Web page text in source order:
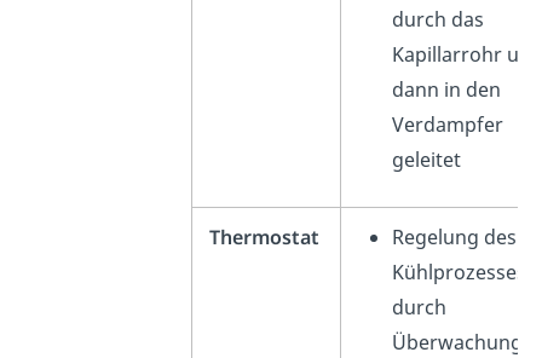
durch das
Kapillarrohr und
dann in den
Verdampfer
geleitet
Thermostat
Regelung des
Kühlprozesses
durch
Überwachung